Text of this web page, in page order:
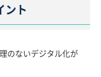
ント
のないデジタル化が